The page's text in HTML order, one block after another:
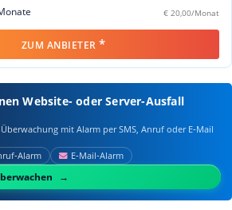
€ 20,00/Monat
ZUM ANBIETER *
Website- oder Server-Ausfall
mit Alarm per SMS, Anruf oder E‑Mail
E‑Mail‑Alarm